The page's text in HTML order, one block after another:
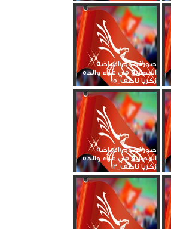
صور نجوم الرياضة
المصرية في عزاء والدة
زكريا ناصف_15
صور نجوم الرياضة
المصرية في عزاء والدة
زكريا ناصف_13